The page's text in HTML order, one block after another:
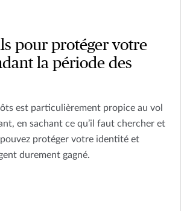
pour protéger votre
la période des
est particulièrement propice au vol
en sachant ce qu’il faut chercher et
protéger votre identité et
durement gagné.